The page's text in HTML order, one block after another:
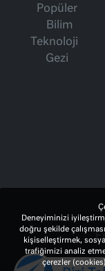
Popüler
Bilim
Teknoloji
Gezi
Deneyiminizi
doğru şekilde
kişiselleştirmek,
trafiğimizi analiz
çerezler